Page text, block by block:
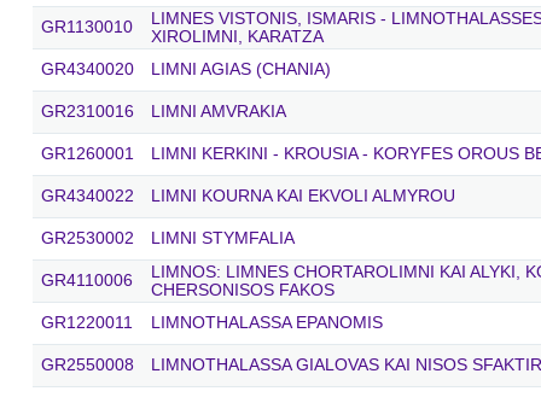
GR1130010
LIMNES VISTONIS, ISMARIS -
XIROLIMNI, KARATZA
GR4340020
LIMNI AGIAS (CHANIA)
GR2310016 LIMNI AMVRAKIA
GR1260001 LIMNI KERKINI - KROUSIA - KORYFES OROUS
GR4340022 LIMNI KOURNA KAI EKVOLI ALMYROU
GR2530002 LIMNI STYMFALIA
GR4110006
LIMNOS: LIMNES CHORTAROLIMNI KAI ALYKI,
CHERSONISOS FAKOS
GR1220011
LIMNOTHALASSA EPANOMIS
GR2550008 LIMNOTHALASSA GIALOVAS KAI NISOS